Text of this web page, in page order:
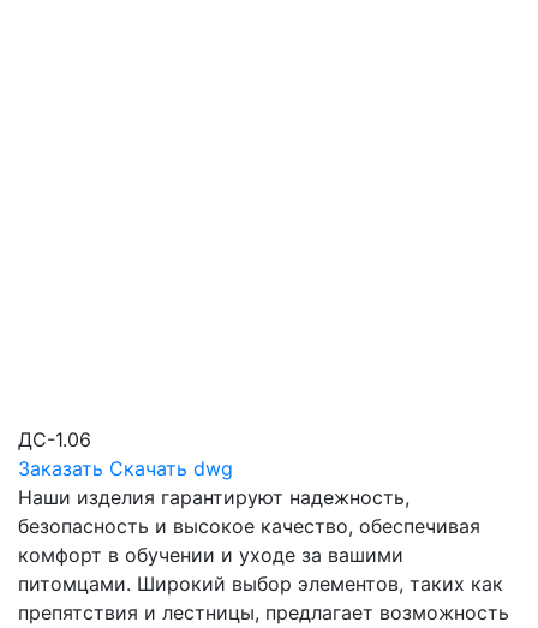
ДС-1.06
Заказать Скачать dwg
Наши изделия гарантируют надежность,
безопасность и высокое качество, обеспечивая
комфорт в обучении и уходе за вашими
питомцами. Широкий выбор элементов, таких как
препятствия и лестницы, предлагает возможность